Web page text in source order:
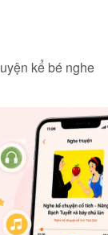
kể bé nghe